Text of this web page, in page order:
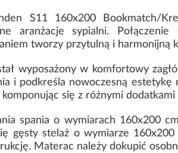
S11 160x200 Bookmatch/
aranżacje sypialni.
tworzy przytulną i harmonijną
wyposażony w komfortowy
i podkreśla nowoczesną estetykę
komponując się z różnymi
spania o wymiarach 160x200
gęsty stelaż o wymiarze
Materac należy dokupić